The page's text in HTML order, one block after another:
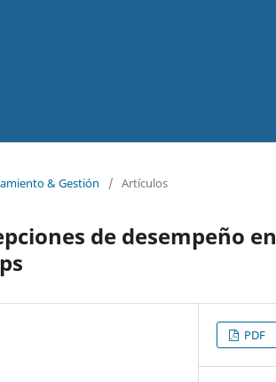
& Gestión / Artículos
de desempeño en
PDF